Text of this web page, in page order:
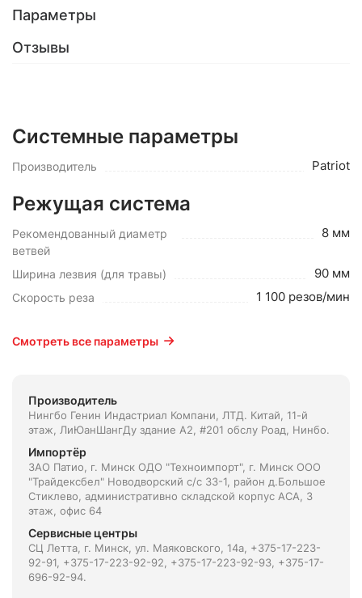
Параметры
Отзывы
Системные параметры
Производитель Patriot
Режущая система
Рекомендованный диаметр
ветвей
8 мм
Ширина лезвия (для травы) 90 мм
Скорость реза 1 100 резов/мин
Смотреть все параметры
Производитель
Нингбо Генин Индастриал Компани, ЛТД. Китай, 11-й
этаж, ЛиЮанШангДу здание А2, #201 обслу Роад, Нинбо.
Импортёр
ЗАО Патио, г. Минск ОДО "Техноимпорт", г. Минск ООО
"Трайдексбел" Новодворский с/с 33-1, район д.Большое
Стиклево, административно складской корпус АСА, 3
этаж, офис 64
Сервисные центры
СЦ Летта, г. Минск, ул. Маяковского, 14а, +375-17-223-
92-91, +375-17-223-92-92, +375-17-223-92-93, +375-17-
696-92-94.